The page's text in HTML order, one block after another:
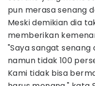
pun merasa senang
Meski demikian dia
memberikan
"Saya sangat
namun tidak 100
Kami tidak bisa